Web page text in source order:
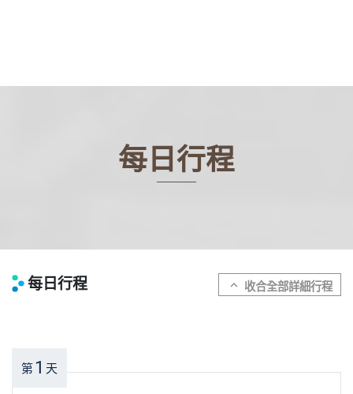
每日行程
每日行程 expand_more
第1 天